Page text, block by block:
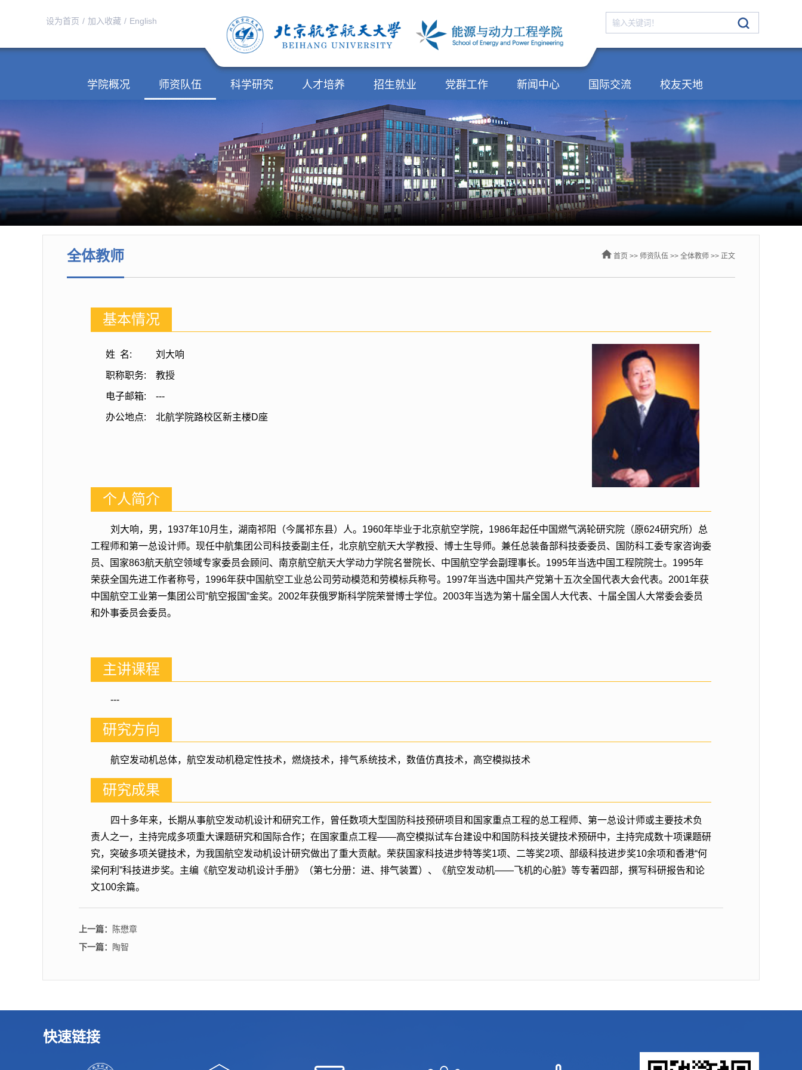
设为首页 / 加入收藏 / English
学院概况 师资队伍 科学研究 人才培养 招生就业 党群工作 新闻中心 国际交流 校友天地
全体教师 首页 >> 师资队伍 >> 全体教师 >> 正文
基本情况
姓 名: 刘大响
职称职务: 教授
电子邮箱: ---
办公地点: 北航学院路校区新主楼D座
个人简介
刘大响，男，1937年10月生，湖南祁阳（今属祁东县）人。1960年毕业于北京航空学院，1986年起任中国燃气涡轮研究院（原624研究所）总
工程师和第一总设计师。现任中航集团公司科技委副主任，北京航空航天大学教授、博士生导师。兼任总装备部科技委委员、国防科工委专家咨询委
员、国家863航天航空领域专家委员会顾问、南京航空航天大学动力学院名誉院长、中国航空学会副理事长。1995年当选中国工程院院士。1995年
荣获全国先进工作者称号，1996年获中国航空工业总公司劳动模范和劳模标兵称号。1997年当选中国共产党第十五次全国代表大会代表。2001年获
中国航空工业第一集团公司“航空报国”金奖。2002年获俄罗斯科学院荣誉博士学位。2003年当选为第十届全国人大代表、十届全国人大常委会委员
和外事委员会委员。
主讲课程
---
研究方向
航空发动机总体，航空发动机稳定性技术，燃烧技术，排气系统技术，数值仿真技术，高空模拟技术
研究成果
四十多年来，长期从事航空发动机设计和研究工作，曾任数项大型国防科技预研项目和国家重点工程的总工程师、第一总设计师或主要技术负
责人之一，主持完成多项重大课题研究和国际合作；在国家重点工程——高空模拟试车台建设中和国防科技关键技术预研中，主持完成数十项课题研
究，突破多项关键技术，为我国航空发动机设计研究做出了重大贡献。荣获国家科技进步特等奖1项、二等奖2项、部级科技进步奖10余项和香港“何
梁何利”科技进步奖。主编《航空发动机设计手册》（第七分册：进、排气装置）、《航空发动机——飞机的心脏》等专著四部，撰写科研报告和论
文100余篇。
上一篇：
陈懋章
下一篇：
陶智
快速链接